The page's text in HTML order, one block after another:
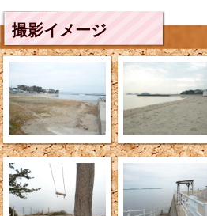
撮影イメージ